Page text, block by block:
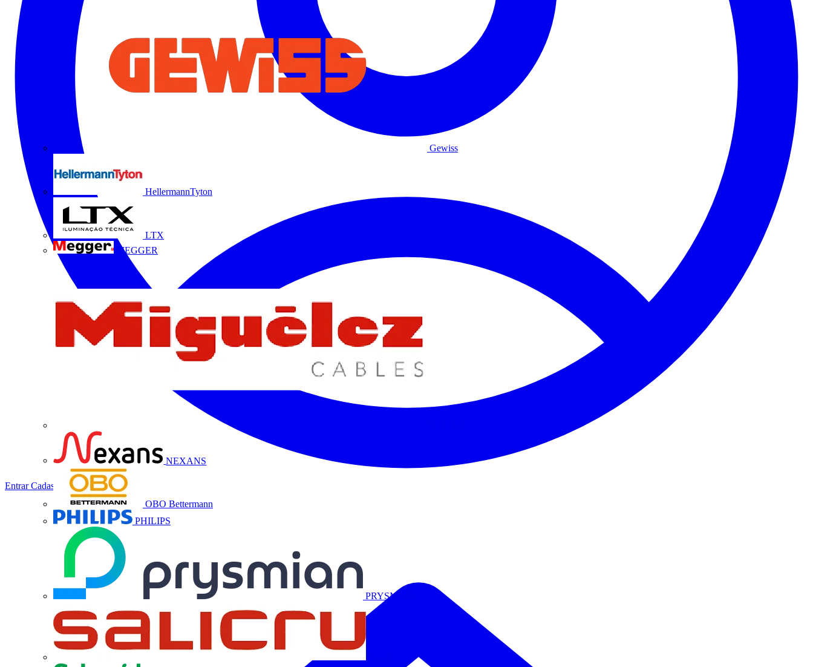
Gewiss
HellermannTyton
LTX
MEGGER
NEXANS
OBO Bettermann
PHILIPS
PRYSMIAN
EntrarCadastrar